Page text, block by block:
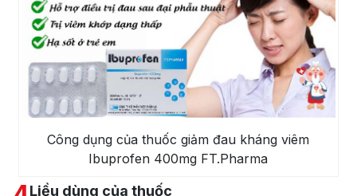
Công dụng của thuốc giảm đau kháng viêm
Ibuprofen 400mg FT.Pharma
Liều dùng của thuốc